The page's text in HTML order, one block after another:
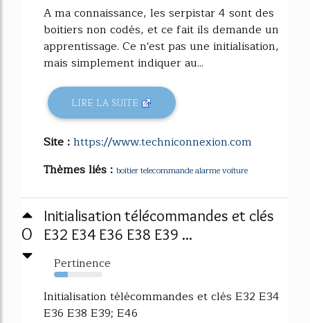
A ma connaissance, les serpistar 4 sont des
boitiers non codés, et ce fait ils demande un
apprentissage. Ce n'est pas une initialisation,
mais simplement indiquer au...
LIRE LA SUITE
Site :https://www.techniconnexion.com
Thèmes liés : boitier telecommande alarme voiture
0
Initialisation télécommandes et clés
E32 E34 E36 E38 E39 ...
Pertinence
28%
Initialisation télécommandes et clés E32 E34
E36 E38 E39; E46